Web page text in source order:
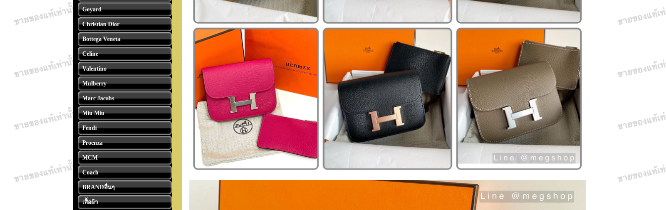
Goyard
Christian Dior
Bottega Veneta
Celine
Valentino
Mulberry
Marc Jacobs
Miu Miu
Fendi
Proenza
MCM
Coach
BRANDอื่นๆ
เสื้อผ้า